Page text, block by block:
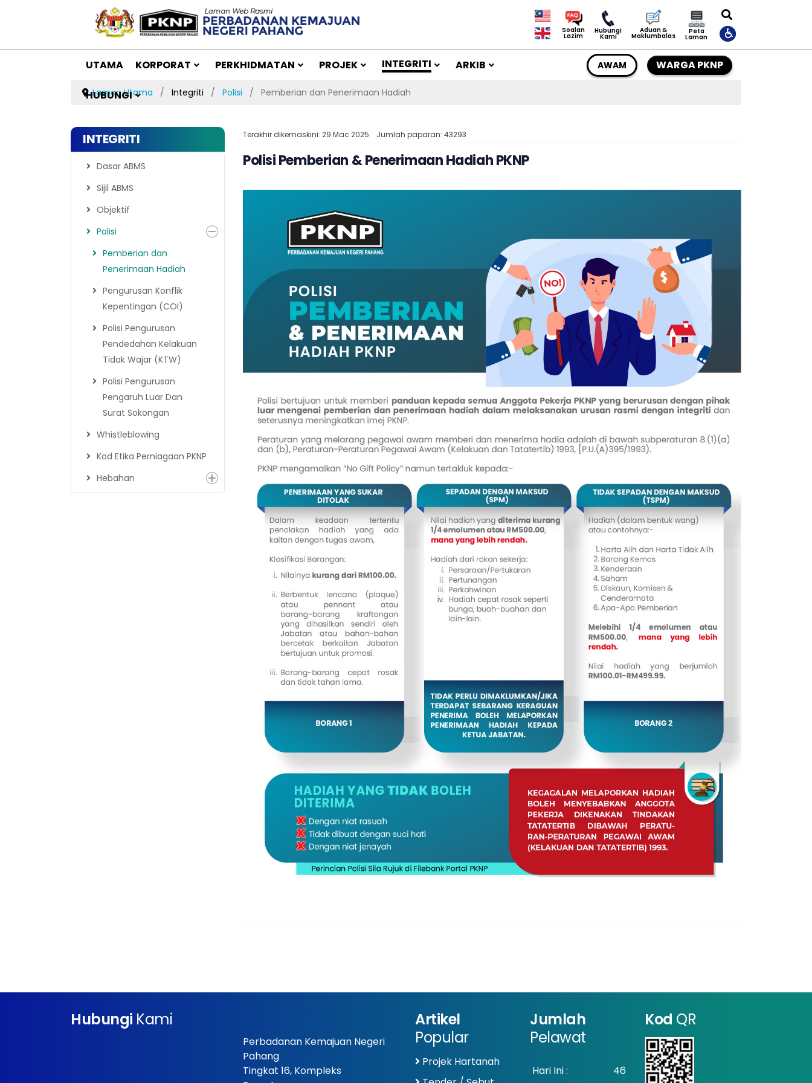
Soalan
Lazim
Hubungi
Kami
Aduan &
Maklumbalas
Peta
Laman
UTAMA KORPORAT PERKHIDMATAN PROJEK INTEGRITI ARKIB
HUBUNGI
AWAM WARGA PKNP
Laman Utama Integriti Polisi Pemberian dan Penerimaan Hadiah
INTEGRITI
Dasar ABMS
Sijil ABMS
Objektif
Polisi
Pemberian dan
Penerimaan Hadiah
Pengurusan Konflik
Kepentingan (COI)
Polisi Pengurusan
Pendedahan Kelakuan
Tidak Wajar (KTW)
Polisi Pengurusan
Pengaruh Luar Dan
Surat Sokongan
Whistleblowing
Kod Etika Perniagaan PKNP
Hebahan
Terakhir dikemaskini: 29 Mac 2025 Jumlah paparan: 43293
Polisi Pemberian & Penerimaan Hadiah PKNP
Hubungi Kami
Perbadanan Kemajuan Negeri
Pahang
Tingkat 16, Kompleks
Artikel
Popular
Projek Hartanah
Jumlah
Pelawat
Hari Ini : 46
Kod QR